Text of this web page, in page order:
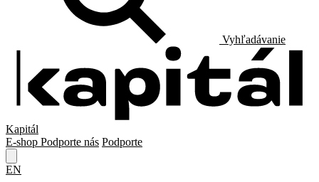
Vyhľadávanie
Kapitál
E-shop Podporte nás Podporte
EN